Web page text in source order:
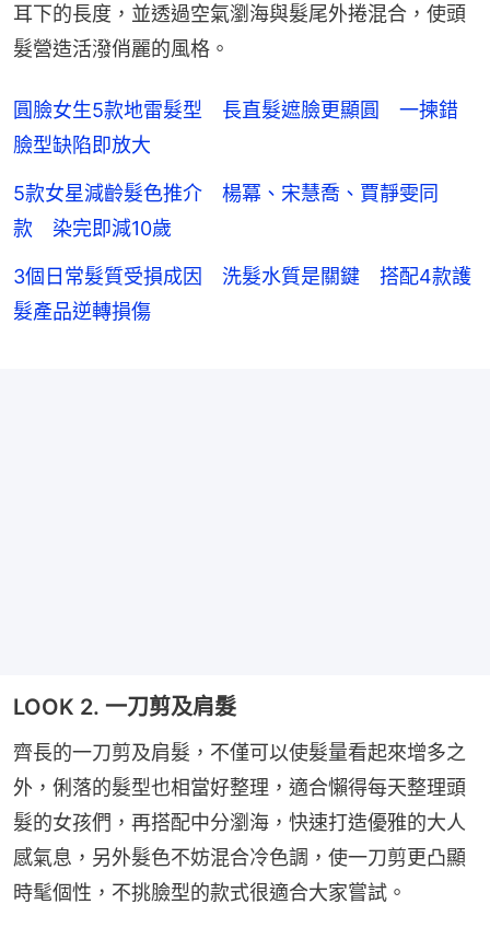
耳下的長度，並透過空氣瀏海與髮尾外捲混合，使頭
髮營造活潑俏麗的風格。
圓臉女生5款地雷髮型 長直髮遮臉更顯圓 一揀錯
臉型缺陷即放大
5款女星減齡髮色推介 楊冪、宋慧喬、賈靜雯同
款 染完即減10歲
3個日常髮質受損成因 洗髮水質是關鍵 搭配4款護
髮產品逆轉損傷
LOOK 2. 一刀剪及肩髮
齊長的一刀剪及肩髮，不僅可以使髮量看起來增多之
外，俐落的髮型也相當好整理，適合懶得每天整理頭
髮的女孩們，再搭配中分瀏海，快速打造優雅的大人
感氣息，另外髮色不妨混合冷色調，使一刀剪更凸顯
時髦個性，不挑臉型的款式很適合大家嘗試。